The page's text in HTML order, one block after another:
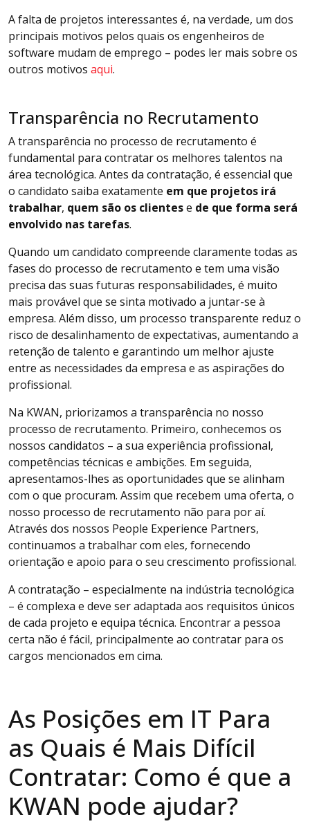
A falta de projetos interessantes é, na verdade, um dos
principais motivos pelos quais os engenheiros de
software mudam de emprego – podes ler mais sobre os
outros motivos aqui.
Transparência no Recrutamento
A transparência no processo de recrutamento é
fundamental para contratar os melhores talentos na
área tecnológica. Antes da contratação, é essencial que
o candidato saiba exatamente em que projetos irá
trabalhar, quem são os clientese de que forma será
envolvido nas tarefas.
Quando um candidato compreende claramente todas as
fases do processo de recrutamento e tem uma visão
precisa das suas futuras responsabilidades, é muito
mais provável que se sinta motivado a juntar-se à
empresa. Além disso, um processo transparente reduz o
risco de desalinhamento de expectativas, aumentando a
retenção de talento e garantindo um melhor ajuste
entre as necessidades da empresa e as aspirações do
profissional.
Na KWAN, priorizamos a transparência no nosso
processo de recrutamento. Primeiro, conhecemos os
nossos candidatos – a sua experiência profissional,
competências técnicas e ambições. Em seguida,
apresentamos-lhes as oportunidades que se alinham
com o que procuram. Assim que recebem uma oferta, o
nosso processo de recrutamento não para por aí.
Através dos nossos People Experience Partners,
continuamos a trabalhar com eles, fornecendo
orientação e apoio para o seu crescimento profissional.
A contratação – especialmente na indústria tecnológica
– é complexa e deve ser adaptada aos requisitos únicos
de cada projeto e equipa técnica. Encontrar a pessoa
certa não é fácil, principalmente ao contratar para os
cargos mencionados em cima.
As Posições em IT Para
as Quais é Mais Difícil
Contratar: Como é que a
KWAN pode ajudar?